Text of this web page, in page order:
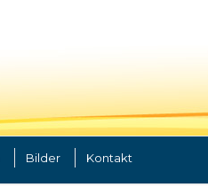
Bilder Kontakt